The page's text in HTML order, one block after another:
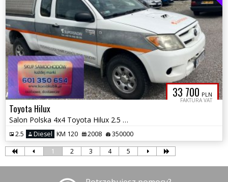
33 700 PLN
FAKTURA VAT
Toyota Hilux
Salon Polska 4x4 Toyota Hilux 2.5 D-4D
2.5 Diesel KM 120 2008 350000
1 2 3 4 5